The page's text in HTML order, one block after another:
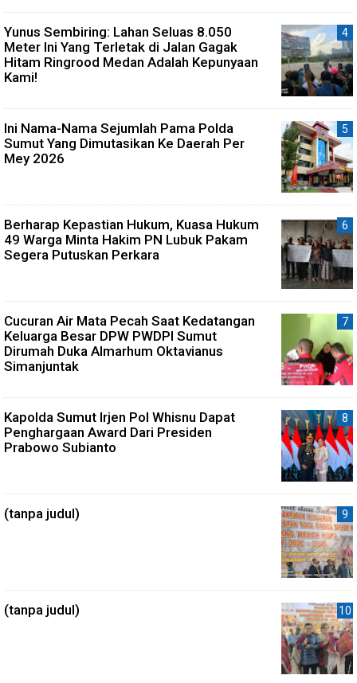
Yunus Sembiring: Lahan Seluas 8.050
Meter Ini Yang Terletak di Jalan Gagak
Hitam Ringrood Medan Adalah Kepunyaan
Kami!
Ini Nama-Nama Sejumlah Pama Polda
Sumut Yang Dimutasikan Ke Daerah Per
Mey 2026
Berharap Kepastian Hukum, Kuasa Hukum
49 Warga Minta Hakim PN Lubuk Pakam
Segera Putuskan Perkara
Cucuran Air Mata Pecah Saat Kedatangan
Keluarga Besar DPW PWDPI Sumut
Dirumah Duka Almarhum Oktavianus
Simanjuntak
Kapolda Sumut Irjen Pol Whisnu Dapat
Penghargaan Award Dari Presiden
Prabowo Subianto
(tanpa judul)
(tanpa judul)